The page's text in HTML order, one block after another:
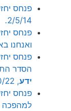
פנחס יחזקאלי
2/5/14.
ואנחנו
הסדר
ידע, 2/10/22.
למהפכה